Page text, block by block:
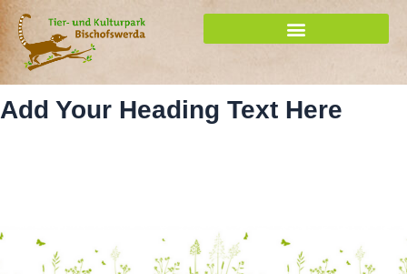
Zum
Inhalt
springen
Add Your Heading Text Here